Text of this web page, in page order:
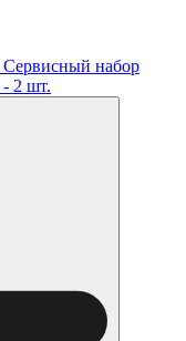
набор
- 2 шт.